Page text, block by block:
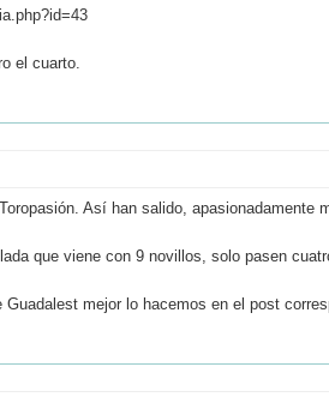
el cuarto.
Así han salido, apasionadamente
que viene con 9 novillos, solo pasen
mejor lo hacemos en el post